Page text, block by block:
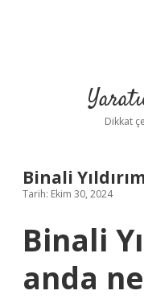
Dikkat
Binali
Tarih: Ekim 30, 2024
Binali
anda